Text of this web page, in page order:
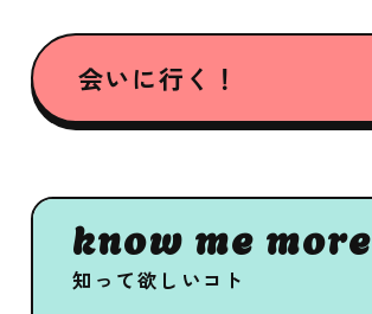
会いに行く！
know me more
知って欲しいコト